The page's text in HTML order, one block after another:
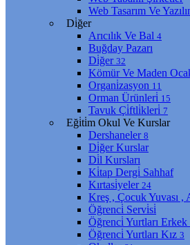
Web Tasarım Ve
Di̇ğer
Arıcılık Ve Bal 4
Buğday Pazarı
Di̇ğer 32
Kömür Ve Maden
Organi̇zasyon 11
Orman Ürünleri̇ 15
Tavuk Çi̇ftli̇kleri̇ 7
Eği̇ti̇m Okul Ve Kurslar
Dershaneler 8
Di̇ğer Kurslar
Di̇l Kursları
Ki̇tap Dergi̇ Sahhaf
Kırtasi̇yeler 24
Kreş , Çocuk Yuvası ,
Öğrenci̇ Servi̇si̇
Öğrenci̇ Yurtları Erkek
Öğrenci̇ Yurtları Kız 3